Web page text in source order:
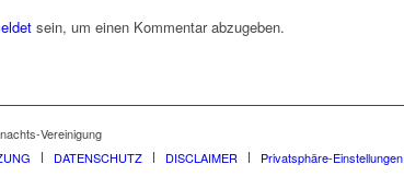
sein, um einen Kommentar abzugeben.
Vereinigung
DATENSCHUTZ DISCLAIMER Privatsphäre-